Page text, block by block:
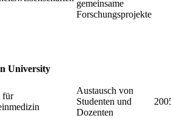
gemeinsame
Forschungsprojekte
University
für
Austausch von
Studenten und
Dozenten